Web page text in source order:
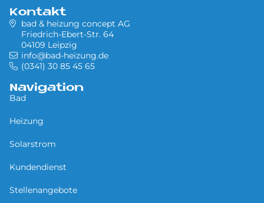
Kontakt
bad & heizung concept AG
Friedrich-Ebert-Str. 64
04109 Leipzig
info@bad-heizung.de
(0341) 30 85 45 65
Navigation
Bad
Heizung
Solarstrom
Kundendienst
Stellenangebote